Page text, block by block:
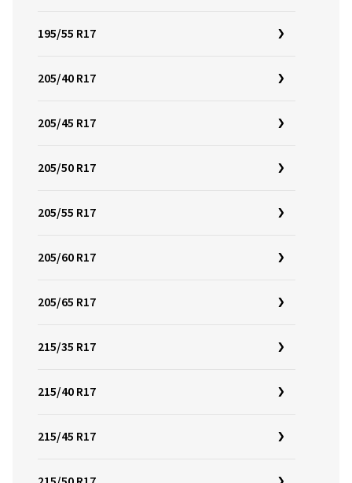
195/55 R17
205/40 R17
205/45 R17
205/50 R17
205/55 R17
205/60 R17
205/65 R17
215/35 R17
215/40 R17
215/45 R17